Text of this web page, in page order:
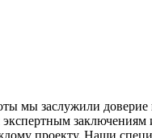
мы заслужили доверие
заключениям
проекту. Наши